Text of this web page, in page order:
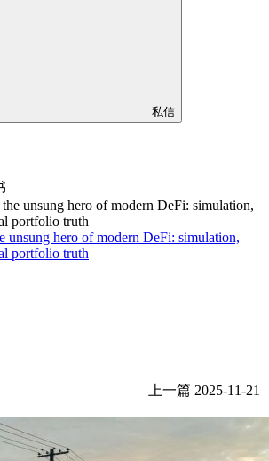
私信
unsung hero of modern DeFi: simulation,
portfolio truth
上一篇 2025-11-21